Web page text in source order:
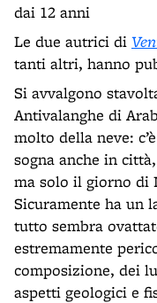
dai 12 anni
Le due autrici di
tanti altri, hanno
Si avvalgono
Antivalanghe di
molto della neve:
sogna anche in
ma solo il giorno di
Sicuramente ha un
tutto sembra
estremamente
composizione, dei
aspetti geologici e